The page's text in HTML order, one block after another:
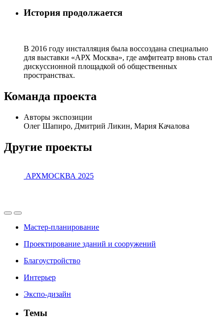
История продолжается
В 2016 году инсталляция была воссоздана специально
для выставки «АРХ Москва», где амфитеатр вновь стал
дискуссионной площадкой об общественных
пространствах.
Команда проекта
Авторы экспозиции
Олег Шапиро, Дмитрий Ликин, Мария Качалова
Другие проекты
АРХМОСКВА 2025
Мастер-планирование
Проектирование зданий и сооружений
Благоустройство
Интерьер
Экспо-дизайн
Темы